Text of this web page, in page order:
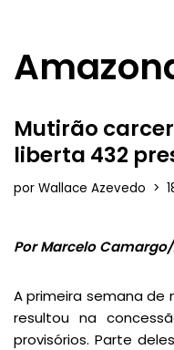
Mutirão
liberta 432
por Wallace Azevedo
Por Marcelo
A primeira semana de
resultou na
provisórios. Parte